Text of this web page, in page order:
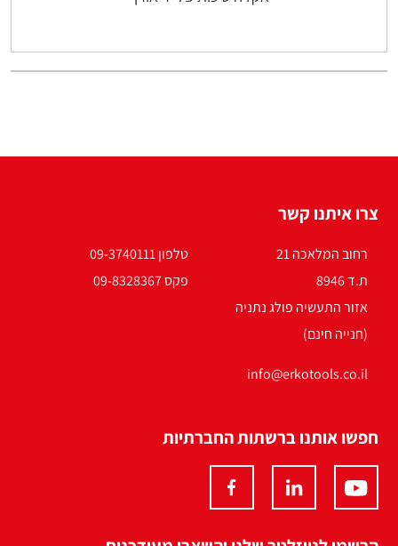
צרו איתנו קשר
רחוב המלאכה 21
ת.ד 8946
אזור התעשיה פולג נתניה
(חנייה חינם)
טלפון 09-3740111
פקס 09-8328367
info@erkotools.co.il
חפשו אותנו ברשתות החברתיות